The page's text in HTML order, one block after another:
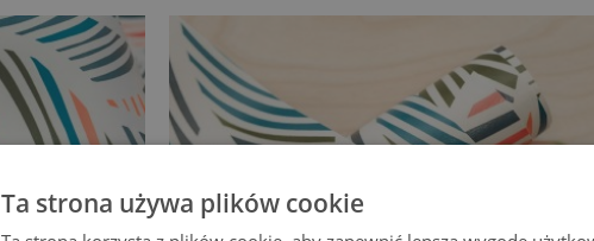
Ta strona używa plików cookie